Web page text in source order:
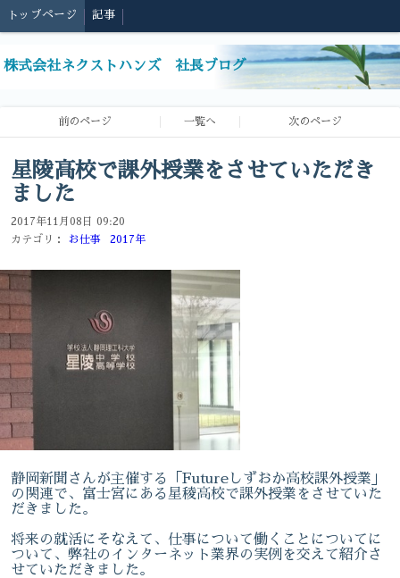
トップページ 記事
株式会社ネクストハンズ 社長ブログ
前のページ 一覧へ 次のページ
星陵高校で課外授業をさせていただき
ました
2017年11月08日 09:20
カテゴリ：
お仕事 2017年
静岡新聞さんが主催する「Futureしずおか高校課外授業」
の関連で、富士宮にある星稜高校で課外授業をさせていた
だきました。
将来の就活にそなえて、仕事について働くことについてに
ついて、弊社のインターネット業界の実例を交えて紹介さ
せていただきました。